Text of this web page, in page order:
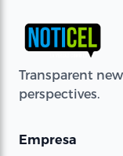
Transparent
perspectives.
Empresa